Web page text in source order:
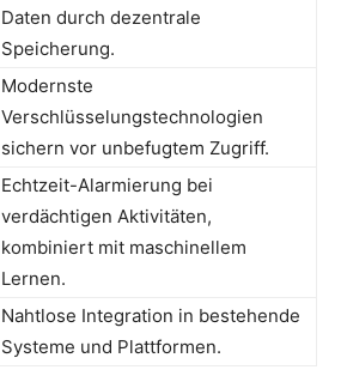
Daten durch dezentrale
Speicherung.
Modernste
Verschlüsselungstechnologien
sichern vor unbefugtem Zugriff.
Echtzeit-Alarmierung bei
verdächtigen Aktivitäten,
kombiniert mit maschinellem
Lernen.
Nahtlose Integration in bestehende
Systeme und Plattformen.